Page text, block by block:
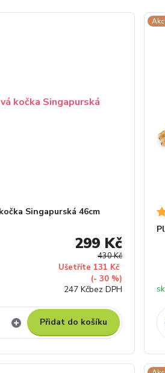
Singapurská 46cm
430 Kč
Ušetříte 131 Kč
(- 30 %)
299 Kč
247 Kčbez DPH
Přidat do košíku